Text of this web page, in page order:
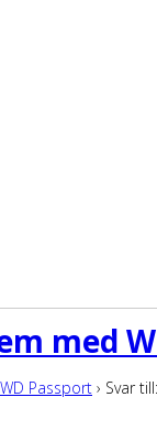
med
Passport › Svar